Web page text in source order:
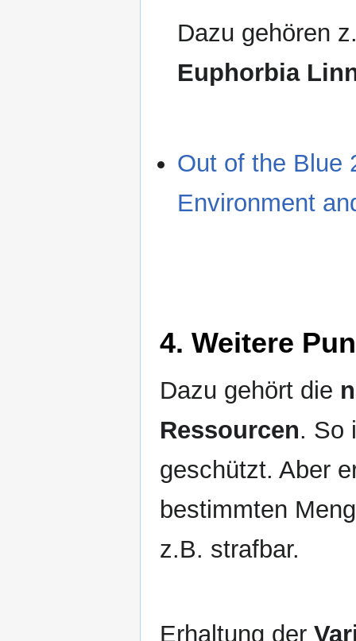
Dazu gehören
Euphorbia
Out of the Blue
Environment
4. Weitere
Dazu gehört die
Ressourcen. So
geschützt. Aber
bestimmten
z.B. strafbar.
Erhaltung der